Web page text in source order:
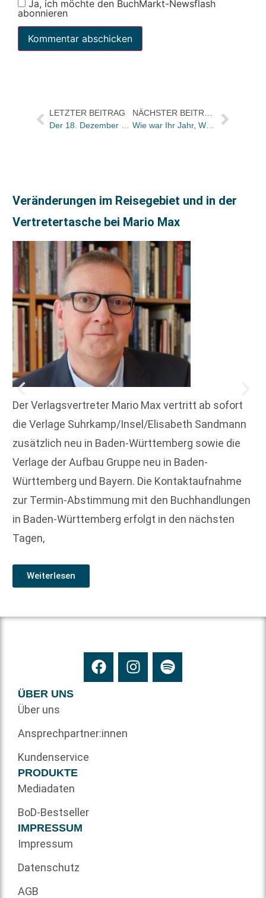
Ja, ich möchte den BuchMarkt-Newsflash
abonnieren
LETZTER BEITRAG
Der 18. Dezember war Spitzentag bei Amazon.de
NÄCHSTER BEITRAG
Wie war Ihr Jahr, Wolfgang Balk?
Veränderungen im Reisegebiet und in der
Vertretertasche bei Mario Max
Der Verlagsvertreter Mario Max vertritt ab sofort
die Verlage Suhrkamp/Insel/Elisabeth Sandmann
zusätzlich neu in Baden-Württemberg sowie die
Verlage der Aufbau Gruppe neu in Baden-
Württemberg und Bayern. Die Kontaktaufnahme
zur Termin-Abstimmung mit den Buchhandlungen
in Baden-Württemberg erfolgt in den nächsten
Tagen,
Weiterlesen
ÜBER UNS
Über uns
Ansprechpartner:innen
Kundenservice
PRODUKTE
Mediadaten
BoD-Bestseller
IMPRESSUM
Impressum
Datenschutz
AGB